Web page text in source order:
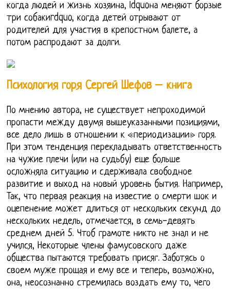
когда людей и жизнь хозяина, ldquoна меняют борзые
три собакиrdquo, когда детей отрывают от
родителей для участия в крепостном балете, а
потом распродают за долги.
Психология горя Сергей Шефов – книга
По мнению автора, не существует непроходимой
пропасти между двумя вышеуказанными позициями,
все дело лишь в отношении к «периодизации» горя.
При этом тенденция перекладывать ответственность
на чужие плечи (или на судьбу) еще больше
осложняла ситуацию и сдерживала свободное
развитие и выход на новый уровень бытия. Например,
Так, что первая реакция на известие о смерти шок и
оцепенение может длиться от нескольких секунд до
нескольких недель, отмечается, в семь-девять
среднем дней 5. Чтоб грамоте никто не знал и не
учился, Некоторые члены фамусовского даже
общества пытаются требовать присяг. Заботясь о
своем муже прощая и ему все и теперь, возможно,
она, неосознанно стремилась воздать ему то, чего